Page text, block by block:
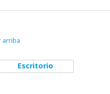
arriba
Escritorio